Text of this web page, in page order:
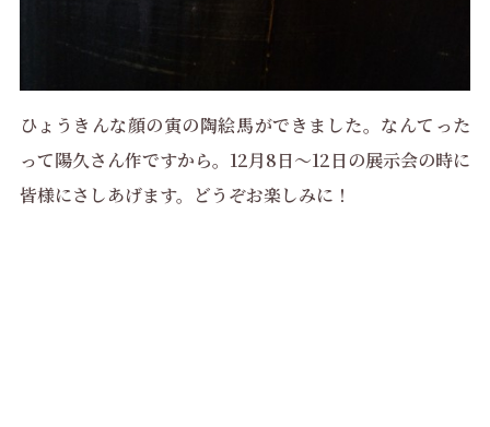
ひょうきんな顔の寅の陶絵馬ができました。なんてった
って陽久さん作ですから。12月8日～12日の展示会の時に
皆様にさしあげます。どうぞお楽しみに！